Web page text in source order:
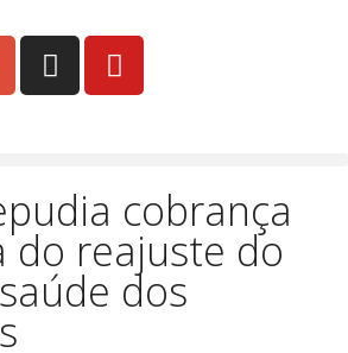
cobrança
do reajuste do
dos